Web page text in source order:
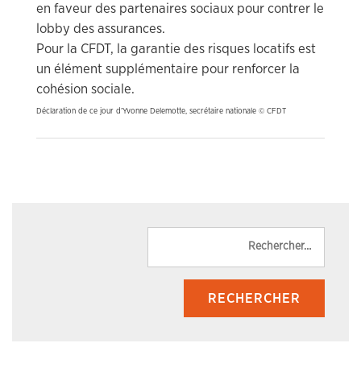
en faveur des partenaires sociaux pour contrer le
lobby des assurances.
Pour la CFDT, la garantie des risques locatifs est
un élément supplémentaire pour renforcer la
cohésion sociale.
Déclaration de ce jour d’Yvonne Delemotte, secrétaire nationale © CFDT